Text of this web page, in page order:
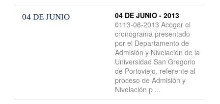
04 DE JUNIO
04 DE JUNIO - 2013
0113-06-2013 Acoger el
cronograma presentado
por el Departamento de
Admisión y Nivelación de la
Universidad San Gregorio
de Portoviejo, referente al
proceso de Admisión y
Nivelación p ...